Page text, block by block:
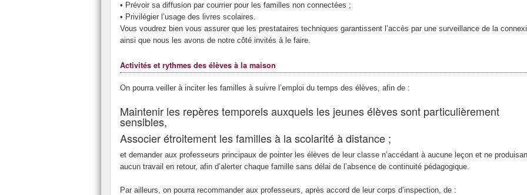
• Prévoir sa diffusion par courrier pour les familles non connectées ;
• Privilégier l’usage des livres scolaires.
Vous voudrez bien vous assurer que les prestataires techniques garantissent l’accès par une surveillance de la
ainsi que nous les avons de notre côté invités à le faire.
Activités et rythmes des élèves à la maison
On pourra veiller à inciter les familles à suivre l’emploi du temps des élèves, afin de :
Maintenir les repères temporels auxquels les jeunes élèves sont particulièrement
sensibles,
Associer étroitement les familles à la scolarité à distance ;
et demander aux professeurs principaux de pointer les élèves de leur classe n’accédant à aucune leçon et ne
aucun travail en retour, afin d’alerter chaque famille sans délai de l’absence de continuité pédagogique.
Par ailleurs, on pourra recommander aux professeurs, après accord de leur corps d’inspection, de :